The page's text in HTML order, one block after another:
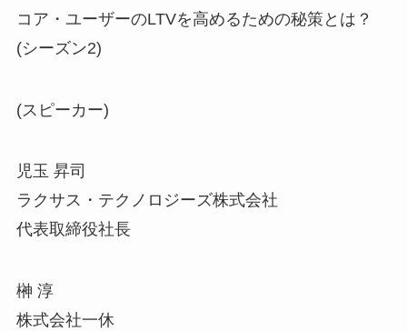
コア・ユーザーのLTVを高めるための秘策とは？
(シー ズン2)
(スピーカー)
児玉 昇司
ラクサス・テクノロジーズ株式会社
代表取締役社長
榊 淳
株式会社一休